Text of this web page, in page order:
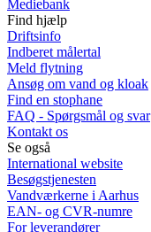
Mediebank
Find hjælp
Driftsinfo
Indberet målertal
Meld flytning
Ansøg om vand og kloak
Find en stophane
FAQ - Spørgsmål og svar
Kontakt os
Se også
International website
Besøgstjenesten
Vandværkerne i Aarhus
EAN- og CVR-numre
For leverandører